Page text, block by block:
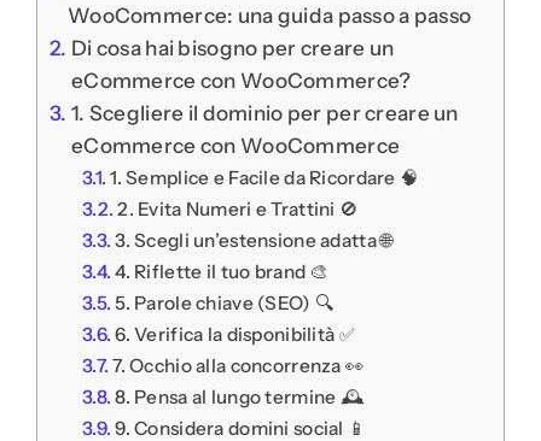
WooCommerce: una guida passo a passo
Di cosa hai bisogno per creare un
eCommerce con WooCommerce?
1. Scegliere il dominio per per creare un
eCommerce con WooCommerce
1. Semplice e Facile da Ricordare 🧠
2. Evita Numeri e Trattini 🚫
3. Scegli un’estensione adatta 🌐
4. Riflette il tuo brand 🎨
5. Parole chiave (SEO) 🔍
6. Verifica la disponibilità ✅
7. Occhio alla concorrenza 👀
8. Pensa al lungo termine 🕰️
9. Considera domini social 📱